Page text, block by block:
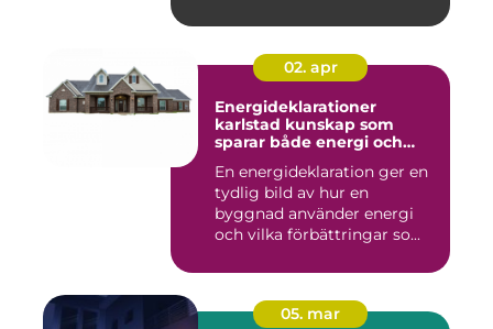
02. apr
Energideklarationer
karlstad kunskap som
sparar både energi och
En energideklaration ger en
tydlig bild av hur en
byggnad använder energi
och vilka förbättringar so...
05. mar